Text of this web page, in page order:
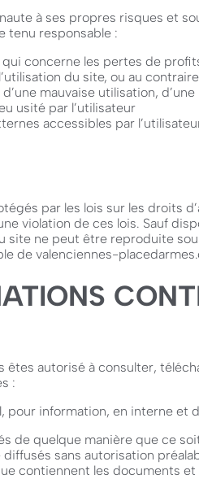
à ses propres risques et
tenu responsable :
concerne les pertes de
du site, ou au
mauvaise utilisation,
usité par l’utilisateur
accessibles par
par les lois sur les droits
violation de ces lois. Sauf
ne peut être reproduite
de valenciennes-
autorisé à consulter,
:
pour information, en interne et
de quelque manière que ce
sans autorisation
contiennent les documents